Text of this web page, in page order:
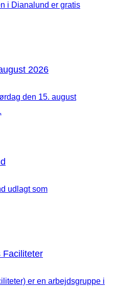
i Dianalund er gratis
2026
den 15. august
udlagt som
er en arbejdsgruppe i